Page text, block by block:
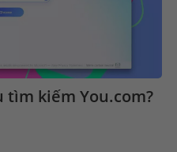
tìm kiếm You.com?